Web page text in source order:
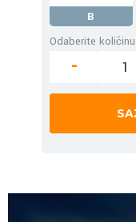
B
Odaberite količinu
-